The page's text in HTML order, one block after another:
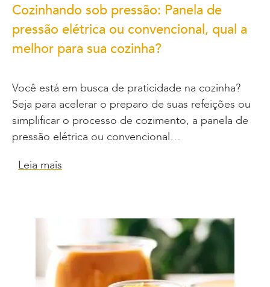
Cozinhando sob pressão: Panela de
pressão elétrica ou convencional, qual a
melhor para sua cozinha?
Você está em busca de praticidade na cozinha?
Seja para acelerar o preparo de suas refeições ou
simplificar o processo de cozimento, a panela de
pressão elétrica ou convencional…
Leia mais